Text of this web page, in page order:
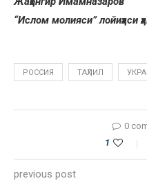
“Ислом молияси” лойиҳаси
РОССИЯ ТАҲЛИЛ
0
1
previous post